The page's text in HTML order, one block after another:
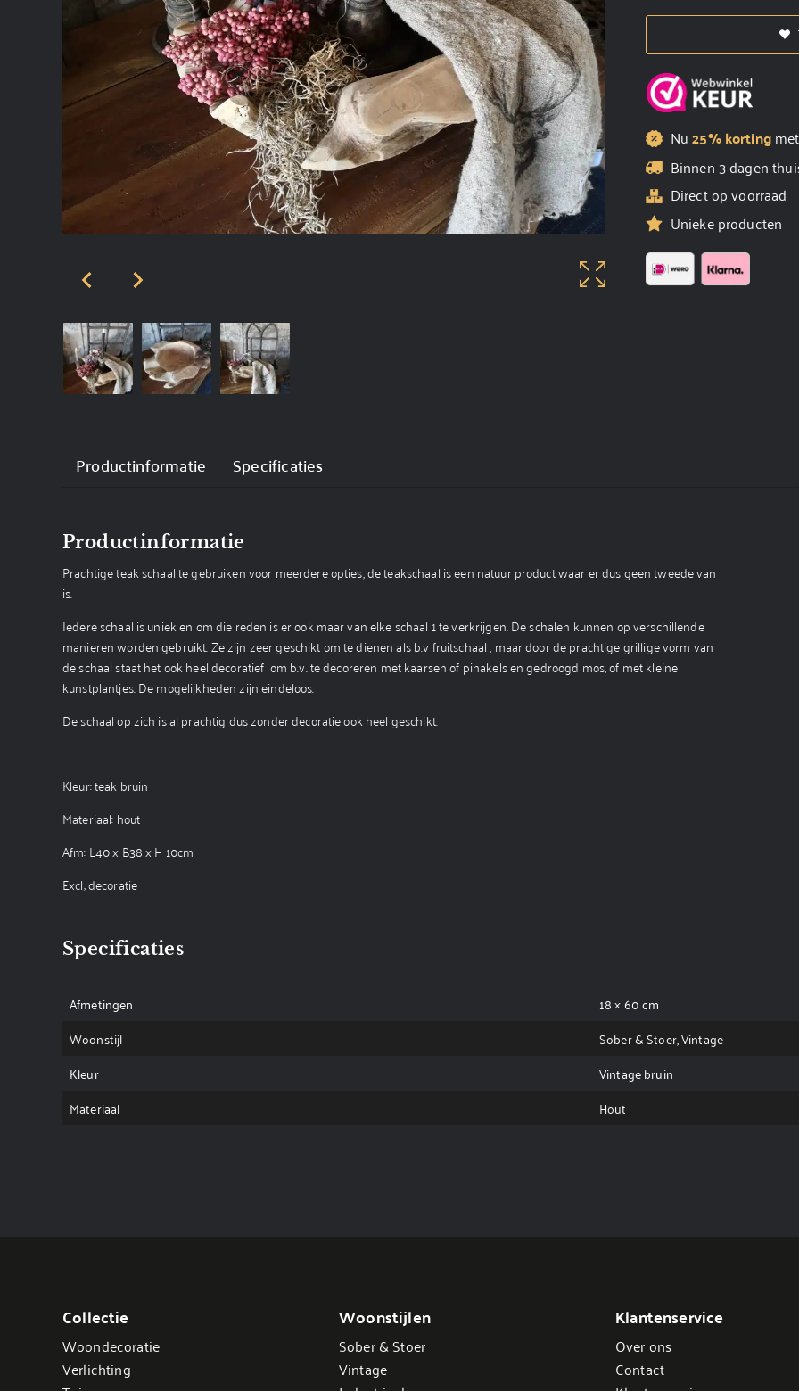
Nu25% korting
Binnen 3 dagen
Direct op voorraad
Unieke producten
Productinformatie Specificaties
Productinformatie
Prachtige teak schaal te gebruiken voor meerdere opties, de teakschaal is een natuur product waar er dus geen tweede van
is.
Iedere schaal is uniek en om die reden is er ook maar van elke schaal 1 te verkrijgen. De schalen kunnen op verschillende
manieren worden gebruikt. Ze zijn zeer geschikt om te dienen als b.v fruitschaal , maar door de prachtige grillige vorm van
de schaal staat het ook heel decoratief om b.v. te decoreren met kaarsen of pinakels en gedroogd mos, of met kleine
kunstplantjes. De mogelijkheden zijn eindeloos.
De schaal op zich is al prachtig dus zonder decoratie ook heel geschikt.
Kleur: teak bruin
Materiaal: hout
Afm: L40 x B38 x H 10cm
Excl; decoratie
Specificaties
Afmetingen
18 × 60 cm
Woonstijl
Sober & Stoer, Vintage
Kleur
Vintage bruin
Materiaal
Hout
Collectie
Woondecoratie
Verlichting
Woonstijlen
Sober & Stoer
Vintage
Klantenservice
Over ons
Contact